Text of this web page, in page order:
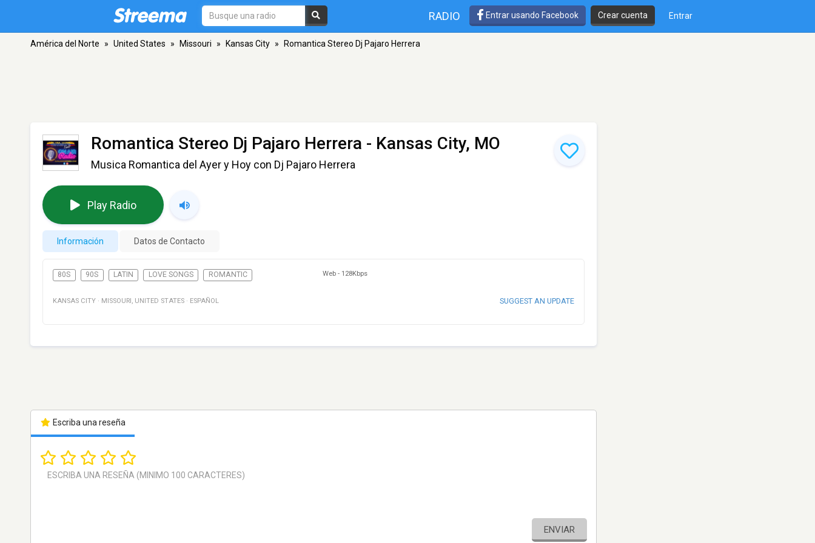
RADIO Entrar usando Facebook Crear cuenta Entrar
América del Norte » United States » Missouri » Kansas City » Romantica Stereo Dj Pajaro Herrera
Romantica Stereo Dj Pajaro Herrera - Kansas City, MO
Musica Romantica del Ayer y Hoy con Dj Pajaro Herrera
Play Radio
Información Datos de Contacto
80S 90S LATIN LOVE SONGS ROMANTIC Web - 128Kbps
KANSAS CITY · MISSOURI , UNITED STATES · ESPAÑOL SUGGEST AN UPDATE
Escriba una reseña
ENVIAR